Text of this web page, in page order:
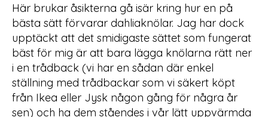
Här brukar åsikterna gå isär kring hur en på
bästa sätt förvarar dahliaknölar. Jag har dock
upptäckt att det smidigaste sättet som fungerat
bäst för mig är att bara lägga knölarna rätt ner
i en trådback (vi har en sådan där enkel
ställning med trådbackar som vi säkert köpt
från Ikea eller Jysk någon gång för några år
sen) och ha dem ståendes i vår lätt uppvärmda